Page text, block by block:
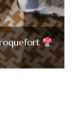
roquefort